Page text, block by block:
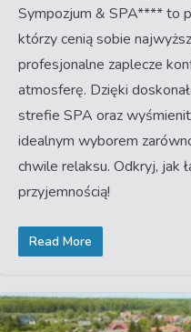
Sympozjum & SPA**** to
którzy cenią sobie
profesjonalne zaplecze
atmosferę. Dzięki
strefie SPA oraz
idealnym wyborem
chwile relaksu. Odkryj, jak
przyjemnością!
Read More